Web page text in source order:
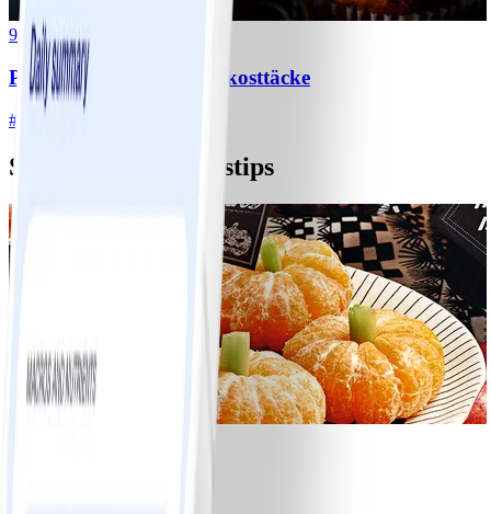
9
Pumpamuffins med färskosttäcke
# 10 MIN
Skrämmande mellistips